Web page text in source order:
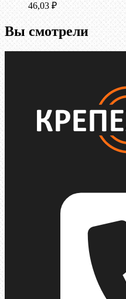
46,03 ₽
Вы смотрели